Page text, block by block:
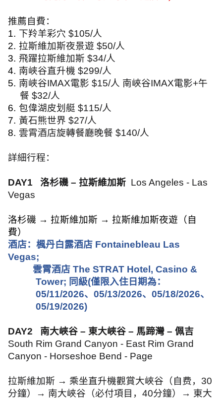
推薦自費：
1. 下羚羊彩穴 $105/人
2. 拉斯維加斯夜景遊 $50/人
3. 飛躍拉斯維加斯 $34/人
4. 南峽谷直升機 $299/人
5. 南峽谷IMAX電影 $15/人 南峽谷IMAX電影+午
餐 $32/人
6. 包偉湖皮划艇 $115/人
7. 黃石熊世界 $27/人
8. 雲霄酒店旋轉餐廳晚餐 $140/人
詳細行程：
DAY1 洛杉磯 – 拉斯維加斯 Los Angeles - Las
Vegas
洛杉磯 → 拉斯維加斯 → 拉斯維加斯夜遊（自
費）
酒店：楓丹白露酒店 Fontainebleau Las
Vegas;
雲霄酒店 The STRAT Hotel, Casino &
Tower; 同級(僅限入住日期為：
05/11/2026、 05/13/2026、 05/18/2026、
05/19/2026)
DAY2
南大峽谷 – 東大峽谷 – 馬蹄灣 – 佩吉
South Rim Grand Canyon - East Rim Grand
Canyon - Horseshoe Bend - Page
拉斯維加斯 → 乘坐直升機觀賞大峽谷（自费， 30
分鐘）→ 南大峽谷（必付項目， 40分鐘）→ 東大